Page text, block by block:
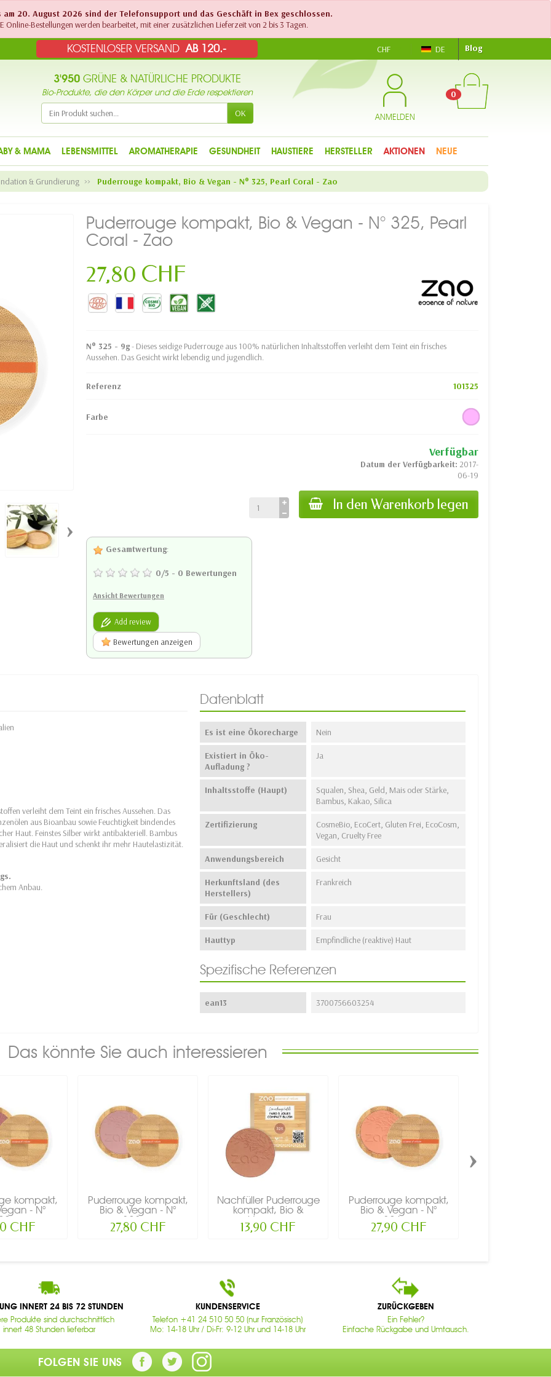
am 20. August 2026 sind der Telefonsupport und das Geschäft in Bex geschlossen.
Online-Bestellungen werden bearbeitet, mit einer zusätzlichen Lieferzeit von 2 bis 3 Tagen.
KOSTENLOSER VERSANDAB 120.- CHF DE Blog
3'950GRÜNE & NATÜRLICHE PRODUKTE
Bio-Produkte, die den Körper und die Erde respektieren
OK ANMELDEN
0
& MAMA LEBENSMITTEL AROMATHERAPIE GESUNDHEIT HAUSTIERE HERSTELLER AKTIONEN NEUE
& Grundierung Puderrouge kompakt, Bio & Vegan - N° 325, Pearl Coral - Zao
›
Puderrouge kompakt, Bio & Vegan - N° 325, Pearl
Coral - Zao
27,80 CHF
N° 325 - 9g- Dieses seidige Puderrouge aus 100% natürlichen Inhaltsstoffen verleiht dem Teint ein frisches
Aussehen. Das Gesicht wirkt lebendig und jugendlich.
Referenz 101325
Farbe
Verfügbar
Datum der Verfügbarkeit: 2017-
06-19
In den Warenkorb legen
Gesamtwertung:
0/5 - 0 Bewertungen
Ansicht Bewertungen
Add review
Bewertungen anzeigen
verleiht dem Teint ein frisches Aussehen. Das
aus Bioanbau sowie Feuchtigkeit bindendes
Haut. Feinstes Silber wirkt antibakteriell. Bambus
die Haut und schenkt ihr mehr Hautelastizität.
Anbau.
Datenblatt
Es ist eine Ökorecharge Nein
Existiert in Öko-
Aufladung ?
Ja
Inhaltsstoffe (Haupt)
Squalen, Shea, Geld, Mais oder Stärke,
Bambus, Kakao, Silica
Zertifizierung
CosmeBio, EcoCert, Gluten Frei, EcoCosm,
Vegan, Cruelty Free
Anwendungsbereich Gesicht
Herkunftsland (des
Herstellers)
Frankreich
Für (Geschlecht) Frau
Hauttyp Empfindliche (reaktive) Haut
Spezifische Referenzen
ean13 3700756603254
Das könnte Sie auch interessieren
kompakt,
- N°
CHF
Puderrouge kompakt,
Bio & Vegan - N°
323,...
27,80 CHF
Nachfüller Puderrouge
kompakt, Bio &
Vegan...
13,90 CHF
Puderrouge kompakt,
Bio & Vegan - N°
326,...
27,90 CHF
›
INNERT 24 BIS 72 STUNDEN
Produkte sind durchschnittlich
innert 48 Stunden lieferbar
KUNDENSERVICE
Telefon +41 24 510 50 50 (nur Französisch)
Mo: 14-18 Uhr / Di-Fr: 9-12 Uhr und 14-18 Uhr
ZURÜCKGEBEN
Ein Fehler?
Einfache Rückgabe und Umtausch.
FOLGEN SIE UNS